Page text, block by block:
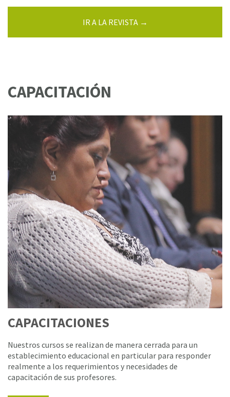
IR A LA REVISTA →
CAPACITACIÓN
CAPACITACIONES
Nuestros cursos se realizan de manera cerrada para un
establecimiento educacional en particular para responder
realmente a los requerimientos y necesidades de
capacitación de sus profesores.